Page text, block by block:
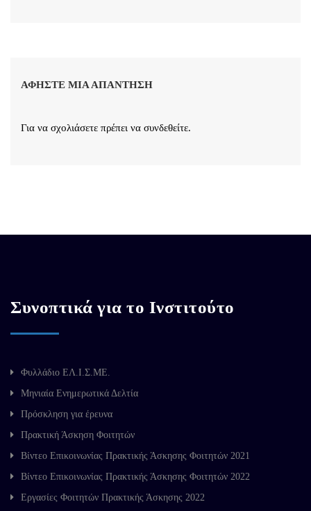
ΑΦΉΣΤΕ ΜΙΑ ΑΠΆΝΤΗΣΗ
Για να σχολιάσετε πρέπει να συνδεθείτε.
Συνοπτικά για το Ινστιτούτο
Φυλλάδιο ΕΛ.Ι.Σ.ΜΕ.
Μηνιαία Ενημερωτικά Δελτία
Πρόσκληση για έρευνα
Πρακτική Άσκηση Φοιτητών
Βίντεο Επικοινωνίας Πρακτικής Άσκησης Φοιτητών 2021
Βίντεο Επικοινωνίας Πρακτικής Άσκησης Φοιτητών 2022
Εργασίες Φοιτητών Πρακτικής Άσκησης 2022